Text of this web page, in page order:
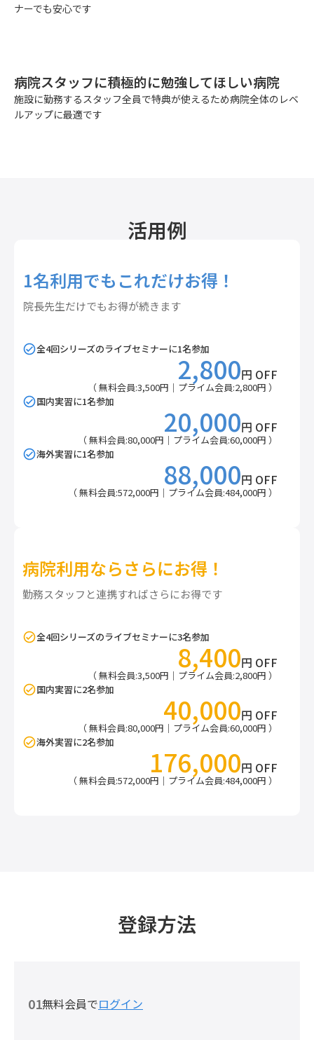
ナーでも安心です
病院スタッフに積極的に勉強してほしい病院
施設に勤務するスタッフ全員で特典が使えるため病院全体のレベ
ルアップに最適です
活用例
1名利用でもこれだけお得！
院長先生だけでもお得が続きます
全4回シリーズのライブセミナーに1名参加
2,800円 OFF
（ 無料会員:3,500円｜プライム会員:2,800円 ）
国内実習に1名参加
20,000円 OFF
（ 無料会員:80,000円｜プライム会員:60,000円 ）
海外実習に1名参加
88,000円 OFF
（ 無料会員:572,000円｜プライム会員:484,000円 ）
病院利用ならさらにお得！
勤務スタッフと連携すればさらにお得です
全4回シリーズのライブセミナーに3名参加
8,400円 OFF
（ 無料会員:3,500円｜プライム会員:2,800円 ）
国内実習に2名参加
40,000円 OFF
（ 無料会員:80,000円｜プライム会員:60,000円 ）
海外実習に2名参加
176,000円 OFF
（ 無料会員:572,000円｜プライム会員:484,000円 ）
登録方法
01無料会員でログイン